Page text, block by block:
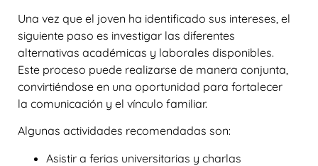
Una vez que el joven ha identificado sus intereses, el
siguiente paso es investigar las diferentes
alternativas académicas y laborales disponibles.
Este proceso puede realizarse de manera conjunta,
convirtiéndose en una oportunidad para fortalecer
la comunicación y el vínculo familiar.
Algunas actividades recomendadas son:
Asistir a ferias universitarias y charlas